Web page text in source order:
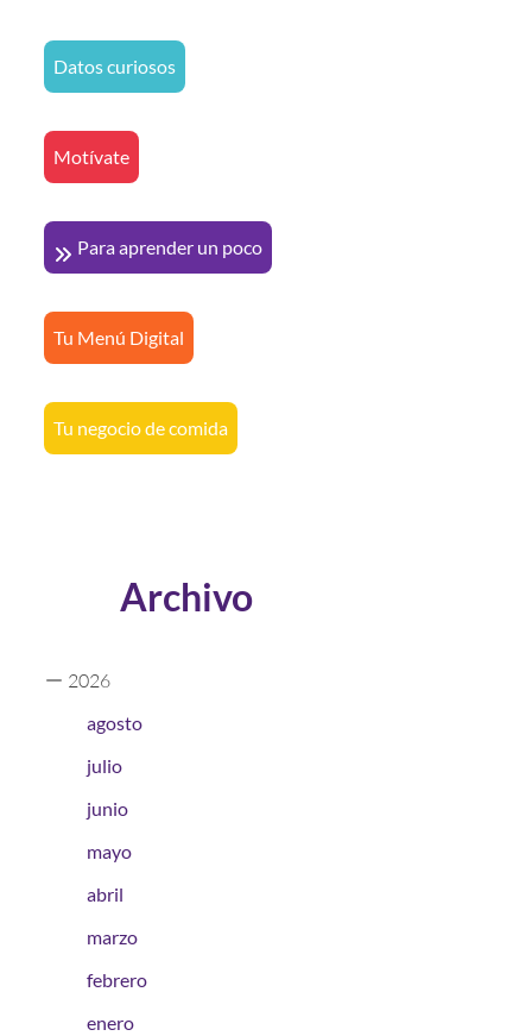
Datos curiosos
Motívate
Para aprender un poco
Tu Menú Digital
Tu negocio de comida
Archivo
2026
agosto
julio
junio
mayo
abril
marzo
febrero
enero